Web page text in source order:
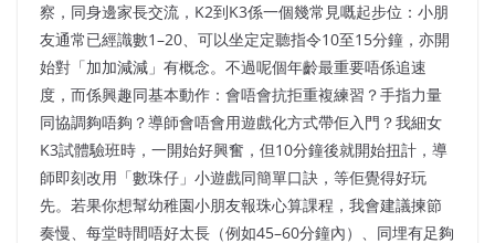
察，同身邊家長交流，K2到K3係一個幾常見嘅起步位：小朋
友通常已經識數1–20、可以坐定定聽指令10至15分鐘，亦開
始對「加加減減」有概念。不過呢個年齡最重要唔係追速
度，而係興趣同基本動作：會唔會抗拒重複練習？手指力量
同協調夠唔夠？導師會唔會用遊戲化方式帶佢入門？我細女
K3試體驗班時，一開始好興奮，但10分鐘後就開始扭計，導
師即刻改用「數珠仔」小遊戲同簡單口訣，等佢覺得好玩
先。若果你想幫幼稚園小朋友報珠心算課程，我會建議揀節
奏慢、每堂時間唔好太長（例如45–60分鐘內）、同埋有足夠